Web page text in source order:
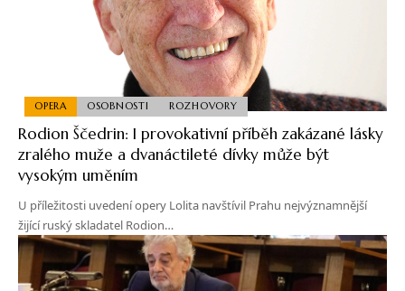
OPERA OSOBNOSTI ROZHOVORY
Rodion Ščedrin: I provokativní příběh zakázané lásky
zralého muže a dvanáctileté dívky může být
vysokým uměním
U příležitosti uvedení opery Lolita navštívil Prahu nejvýznamnější
žijící ruský skladatel Rodion…